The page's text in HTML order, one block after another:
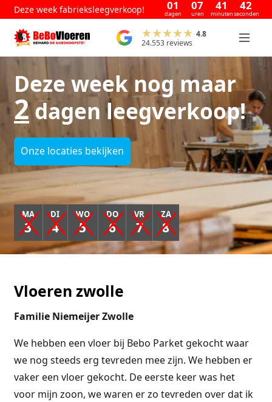
Deze week fabrieksleegverkoop! 01
dagen
07
uren
41
minuten
42
seconden
4.8
24.553 reviews
Deze week nog maar
2dagen leegverkoop!
Onze locaties bekijken
MA
3
DI
4
WO
5
DO
6
VR
7
ZA
8
Vloeren zwolle
Familie Niemeijer Zwolle
We hebben een vloer bij Bebo Parket gekocht waar
we nog steeds erg tevreden mee zijn. We hebben er
vaker een vloer gekocht. De eerste keer was het
voor mijn zoon, we waren er zo tevreden over dat ik